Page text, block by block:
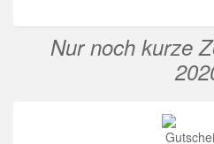
Nur noch kurze